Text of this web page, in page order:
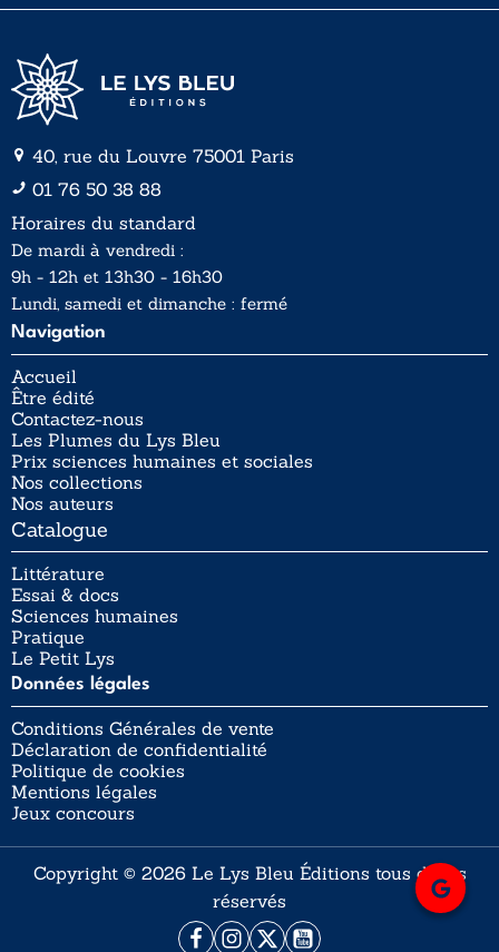
40, rue du Louvre 75001 Paris
01 76 50 38 88
Horaires du standard
De mardi à vendredi :
9h - 12h et 13h30 - 16h30
Lundi, samedi et dimanche : fermé
Navigation
Accueil
Être édité
Contactez-nous
Les Plumes du Lys Bleu
Prix sciences humaines et sociales
Nos collections
Nos auteurs
Catalogue
Littérature
Essai & docs
Sciences humaines
Pratique
Le Petit Lys
Données légales
Conditions Générales de vente
Déclaration de confidentialité
Politique de cookies
Mentions légales
Jeux concours
Copyright © 2026 Le Lys Bleu Éditions tous droits
réservés